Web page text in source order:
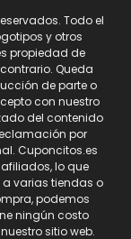
Todo el
y otros
propiedad de
Queda
de parte o
con nuestro
del contenido
por
Cuponcitos.es
lo que
varias tiendas o
podemos
ningún costo
sitio web.